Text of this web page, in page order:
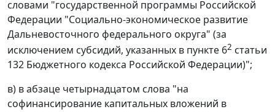
словами "государственной программы Российской
Федерации "Социально-экономическое развитие
Дальневосточного федерального округа" (за
исключением субсидий, указанных в пункте 62 статьи
132 Бюджетного кодекса Российской Федерации)";
в) в абзаце четырнадцатом слова "на
софинансирование капитальных вложений в